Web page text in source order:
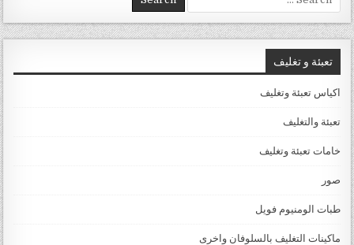
تعبئة و تغليف
اكياس تعبئة وتغليف
تعبئة والتغليف
خامات تعبئة وتغليف
صور
طبات الومنيوم فويل
ماكينات التغليف بالسلوفان واخرى